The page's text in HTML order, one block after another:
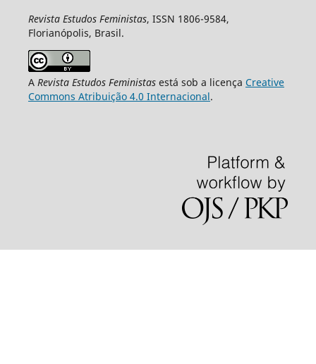
Revista Estudos Feministas, ISSN 1806-9584,
Florianópolis, Brasil.
A Revista Estudos Feministasestá sob a licença Creative
Commons Atribuição 4.0 Internacional.